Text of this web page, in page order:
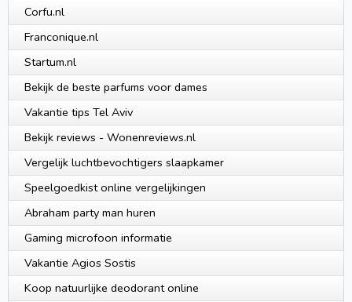
Corfu.nl
Franconique.nl
Startum.nl
Bekijk de beste parfums voor dames
Vakantie tips Tel Aviv
Bekijk reviews - Wonenreviews.nl
Vergelijk luchtbevochtigers slaapkamer
Speelgoedkist online vergelijkingen
Abraham party man huren
Gaming microfoon informatie
Vakantie Agios Sostis
Koop natuurlijke deodorant online